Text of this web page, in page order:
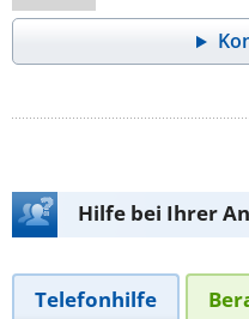
Hilfe bei Ihrer
Telefonhilfe